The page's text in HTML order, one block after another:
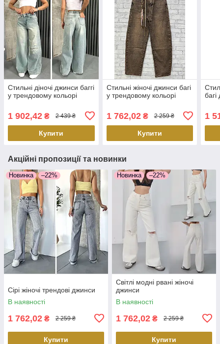
Стильні діночі джинси баггі
у трендовому кольорі
1 902,42 ₴ 2 439 ₴
Купити
Стильні жіночі джинси багі
у трендовому кольорі
1 762,02₴ 2 259 ₴
Купити
1
Акційні пропозиції та новинки
Новинка –22%
Сірі жіночі трендові джинси
В наявності
1 762,02 ₴ 2 259 ₴
Купити
Новинка –22%
Світлі модні рвані жіночі
джинси
В наявності
1 762,02 ₴ 2 259 ₴
Купити